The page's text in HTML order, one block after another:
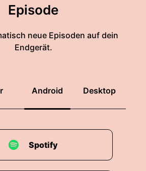
Episode
neue Episoden auf dein
Endgerät.
Android Desktop
Spotify